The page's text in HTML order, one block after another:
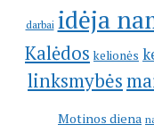
darbai idėja
Kalėdos kelionės
linksmybės
Motinos diena